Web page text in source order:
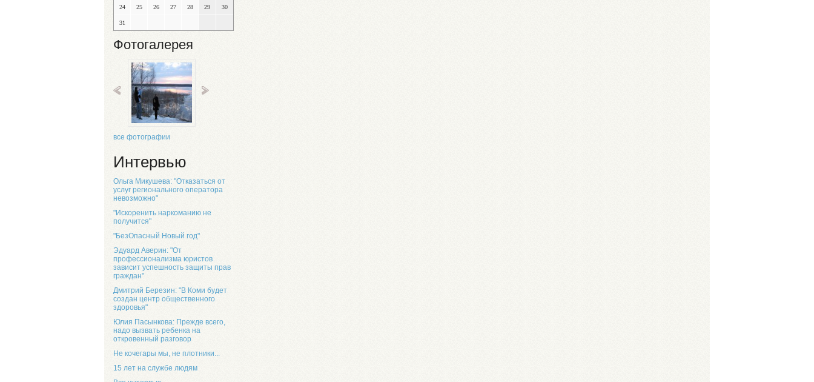
24 25 26 27 28 29 30
31
Фотогалерея
все фотографии
Интервью
Ольга Микушева: "Отказаться от
услуг регионального оператора
невозможно"
"Искоренить наркоманию не
получится"
"БезОпасный Новый год"
Эдуард Аверин: "От
профессионализма юристов
зависит успешность защиты прав
граждан"
Дмитрий Березин: "В Коми будет
создан центр общественного
здоровья"
Юлия Пасынкова: Прежде всего,
надо вызвать ребенка на
откровенный разговор
Не кочегары мы, не плотники...
15 лет на службе людям